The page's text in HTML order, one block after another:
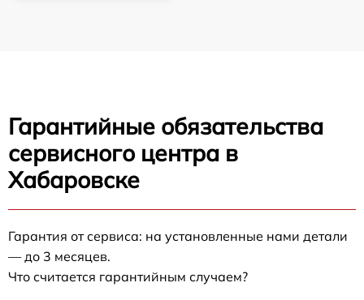
Гарантийные обязательства
сервисного центра в
Хабаровске
Гарантия от сервиса: на установленные нами детали
— до 3 месяцев.
Что считается гарантийным случаем?